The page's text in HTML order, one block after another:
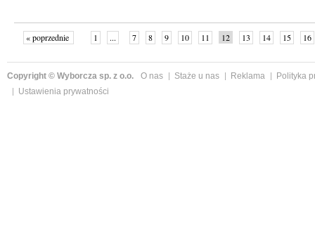
« poprzednie 1 ... 7 8 9 10 11 12 13 14 15 16
Copyright © Wyborcza sp. z o.o. O nas Staże u nas Reklama
Polityka
Ustawienia prywatności